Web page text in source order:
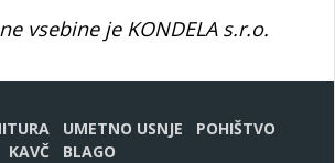
vsebine je KONDELA s.r.o.
UMETNO USNJE
POHIŠTVO
KAVČ
BLAGO